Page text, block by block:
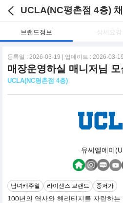
UCLA(NC평촌점 4층)
브랜드정보 상세요강
등록일 : 2026-03-19 | 업데이트 : 2026-03-19
매장운영하실 매니저님 모
UCLA(NC평촌점 4층)
유씨엘에이
남녀캐주얼 라이센스 브랜드 중저가
100년의 역사와 헤리티지를 자랑하